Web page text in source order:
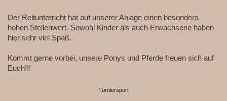
Der Reitunterricht hat auf unserer Anlage einen besonders
hohen Stellenwert. Sowohl Kinder als auch Erwachsene haben
hier sehr viel Spaß.
Kommt gerne vorbei, unsere Ponys und Pferde freuen sich auf
Euch!!!
Turniersport